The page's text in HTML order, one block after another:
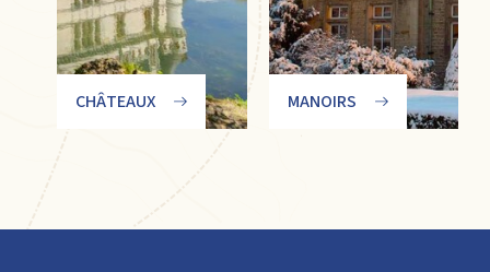
CHÂTEAUX MANOIRS